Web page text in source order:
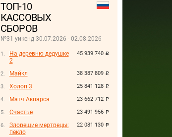
ТОП-10
КАССОВЫХ
СБОРОВ
№31 уикенд 30.07.2026 - 02.08.2026
45 939 740 руб.
На деревню дедушке
2
38 387 809 руб.
Майкл
25 841 128 руб.
Холоп 3
23 662 712 руб.
Матч Акпарса
23 491 956 руб.
Счастье
22 081 130 руб.
Зловещие мертвецы:
пекло